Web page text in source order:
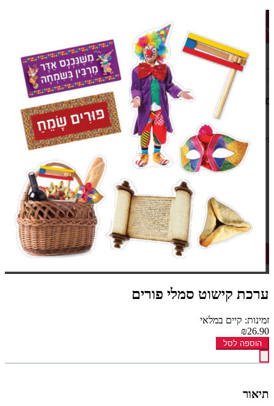
ערכת קישוט סמלי פורים
זמינות: קיים במלאי
₪26.90
הוספה לסל
תיאור